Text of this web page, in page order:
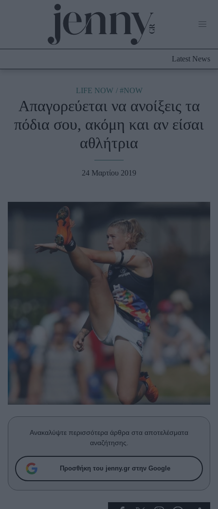
Culture
Fashion
Shopping
Beauty - Ομορφιά
Skincare
Μαλλιά - Νύχια
Woman Power
Πρόσωπα
Συνεντεύξεις
Who
True Stories
Ask the Guru
Latest News
LIFE NOW #NOW
Απαγορεύεται να ανοίξεις τα
πόδια σου, ακόμη και αν είσαι
αθλήτρια
24 Μαρτίου 2019
Ανακαλύψτε περισσότερα άρθρα στα αποτελέσματα
αναζήτησης.
Προσθήκη του jenny.gr στην Google